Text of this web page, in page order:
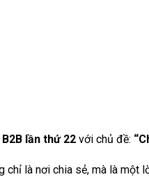
lần thứ 22 với chủ đề:
chỉ là nơi chia sẻ, mà là một